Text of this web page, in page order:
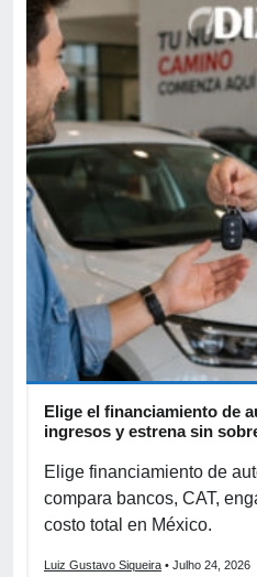
Elige el financiamiento de
ingresos y estrena sin
Elige financiamiento de
compara bancos, CAT,
costo total en México.
Luiz Gustavo Siqueira • Julho 24, 2026